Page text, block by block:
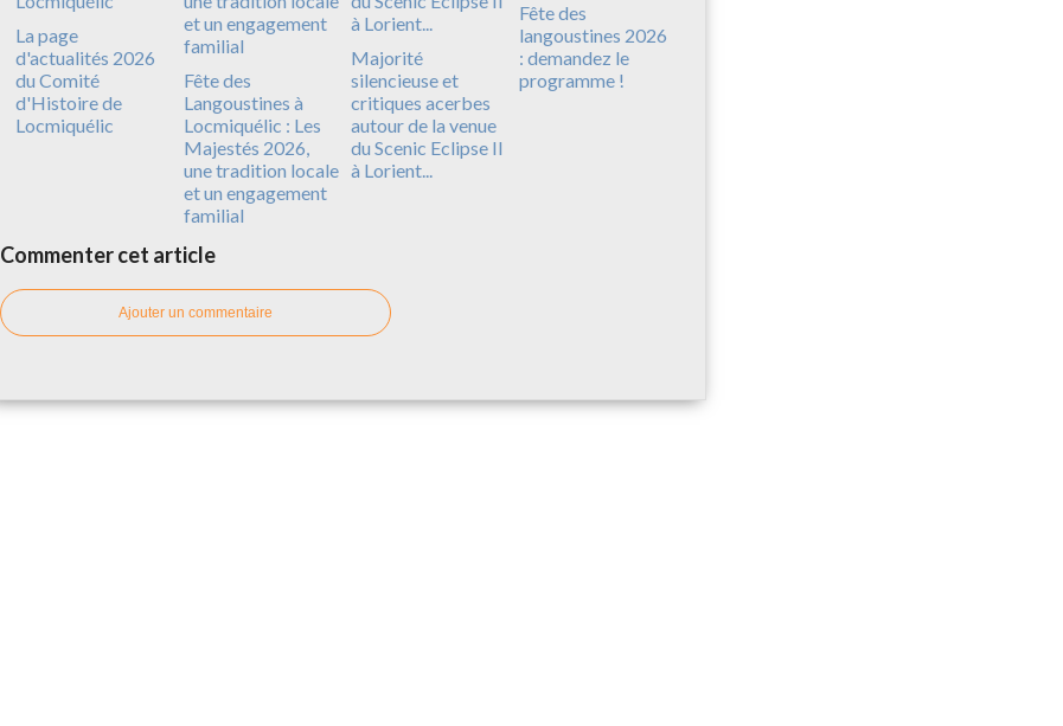
La page
d'actualités 2026
du Comité
d'Histoire de
Locmiquélic
Fête des
Langoustines à
Locmiquélic : Les
Majestés 2026,
une tradition locale
et un engagement
familial
Majorité
silencieuse et
critiques acerbes
autour de la venue
du Scenic Eclipse II
à Lorient...
Fête des
langoustines 2026
: demandez le
programme !
Commenter cet article
Ajouter un commentaire